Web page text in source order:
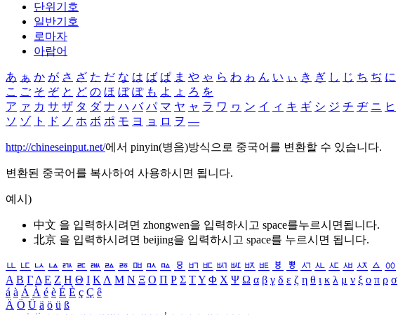
단위기호
일반기호
로마자
아랍어
あ ぁ か が さ ざ た だ な は ば ぱ ま や ゃ ら わ ゎ ん い ぃ き ぎ し じ ち ぢ に
こ ご そ ぞ と ど の ほ ぼ ぽ も よ ょ ろ を
ア ァ カ サ ザ タ ダ ナ ハ バ パ マ ヤ ャ ラ ワ ヮ ン イ ィ キ ギ シ ジ チ ヂ ニ ヒ
ソ ゾ ト ド ノ ホ ボ ポ モ ヨ ョ ロ ヲ ―
http://chineseinput.net/에서 pinyin(병음)방식으로 중국어를 변환할 수 있습니다.
변환된 중국어를 복사하여 사용하시면 됩니다.
예시)
中文 을 입력하시려면 zhongwen을 입력하시고 space를누르시면됩니다.
北京 을 입력하시려면 beijing을 입력하시고 space를 누르시면 됩니다.
ㅥ ㅦ ㅧ ㅨ ㅩ ㅪ ㅫ ㅬ ㅭ ㅮ ㅯ ㅰ ㅱ ㅲ ㅳ ㅴ ㅵ ㅶ ㅷ ㅸ ㅹ ㅺ ㅻ ㅼ ㅽ ㅾ ㅿ ㆀ
Α Β ΓΔ Ε Ζ Η Θ Ι ΚΛ Μ Ν Ξ Ο Π Ρ Σ ΤΥ Φ Χ Ψ Ω α β γ δ ε ζ η θ ι κ λ μ ν ξ ο π ρ σ
á à Á À é è É È ç Ç ê
Ä Ö Ü ä ö ü ß